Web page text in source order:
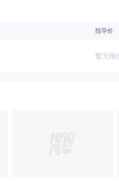
指导价
暂无报